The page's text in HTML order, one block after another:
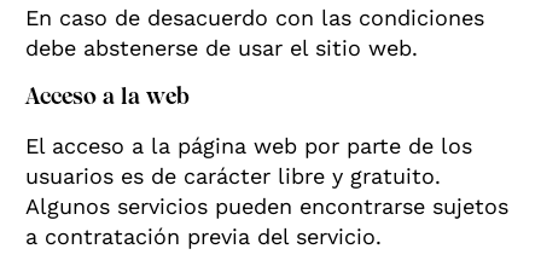
En caso de desacuerdo con las condiciones
debe abstenerse de usar el sitio web.
Acceso a la web
El acceso a la página web por parte de los
usuarios es de carácter libre y gratuito.
Algunos servicios pueden encontrarse sujetos
a contratación previa del servicio.